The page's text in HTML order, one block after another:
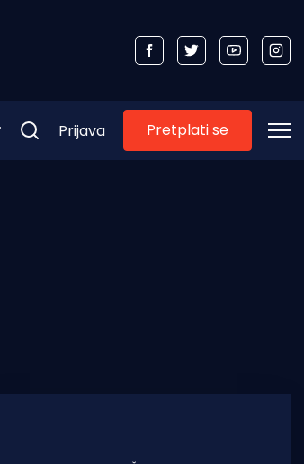
Prijava Pretplati se